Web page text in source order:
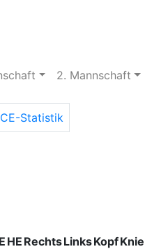
2. Mannschaft
Statistik
HE RechtsLinksKopfKnie